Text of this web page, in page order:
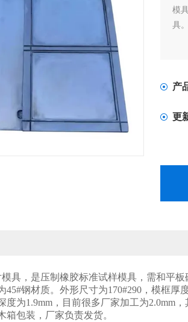
模
具。
产
更
具，是压制橡胶标准试样模具，需和平板
45#钢材质。外形尺寸为170#290，模框厚
度为1.9mm，目前很多厂家加工为2.0mm，
箱包装，厂家负责发货。